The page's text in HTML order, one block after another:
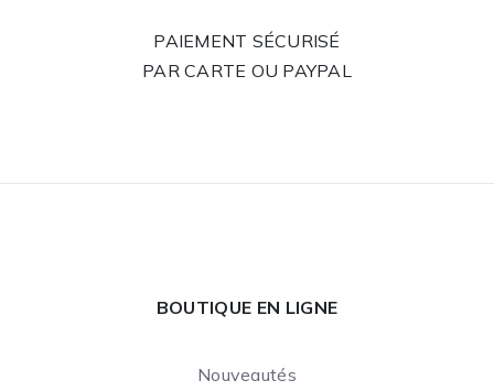
PAIEMENT SÉCURISÉ
PAR CARTE OU PAYPAL
BOUTIQUE EN LIGNE
Nouveautés